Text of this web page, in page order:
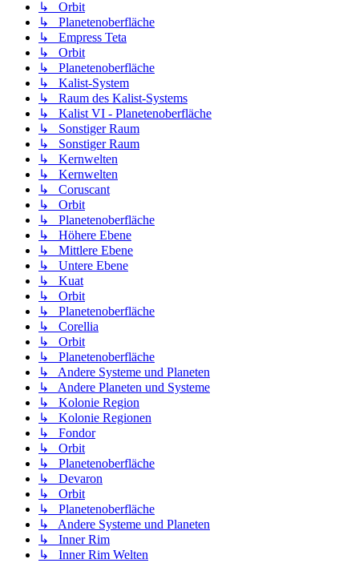
↳ Orbit
↳ Planetenoberfläche
↳ Empress Teta
↳ Orbit
↳ Planetenoberfläche
↳ Kalist-System
↳ Raum des Kalist-Systems
↳ Kalist VI - Planetenoberfläche
↳ Sonstiger Raum
↳ Sonstiger Raum
↳ Kernwelten
↳ Kernwelten
↳ Coruscant
↳ Orbit
↳ Planetenoberfläche
↳ Höhere Ebene
↳ Mittlere Ebene
↳ Untere Ebene
↳ Kuat
↳ Orbit
↳ Planetenoberfläche
↳ Corellia
↳ Orbit
↳ Planetenoberfläche
↳ Andere Systeme und Planeten
↳ Andere Planeten und Systeme
↳ Kolonie Region
↳ Kolonie Regionen
↳ Fondor
↳ Orbit
↳ Planetenoberfläche
↳ Devaron
↳ Orbit
↳ Planetenoberfläche
↳ Andere Systeme und Planeten
↳ Inner Rim
↳ Inner Rim Welten